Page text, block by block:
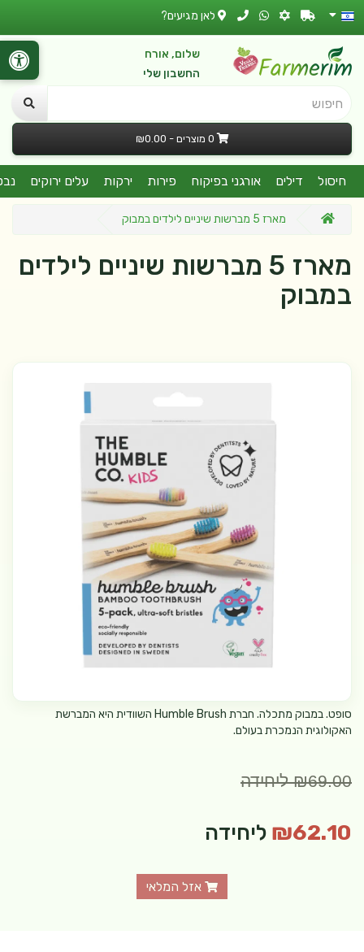
לאן מגיעים?
שלום, אורח
החשבון שלי
חיפוש
0 מוצרים - ₪0.00
חיסול דילים אורגני בפיקוח פירות ירקות עלים ירוקים
מארז 5 מברשות שיניים לילדים במבוק
מארז 5 מברשות שיניים לילדים
במבוק
סופט. במבוק מתכלה. חברת Humble Brush השוודית היא המברשת
האקולוגית הנמכרת בעולם.
₪69.00 ליחידה
₪62.10 ליחידה
אזל המלאי